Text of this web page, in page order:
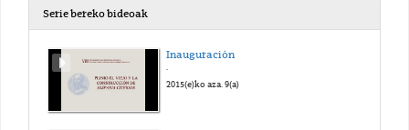
Serie bereko bideoak
Inauguración
.
2015(e)ko aza. 9(a)